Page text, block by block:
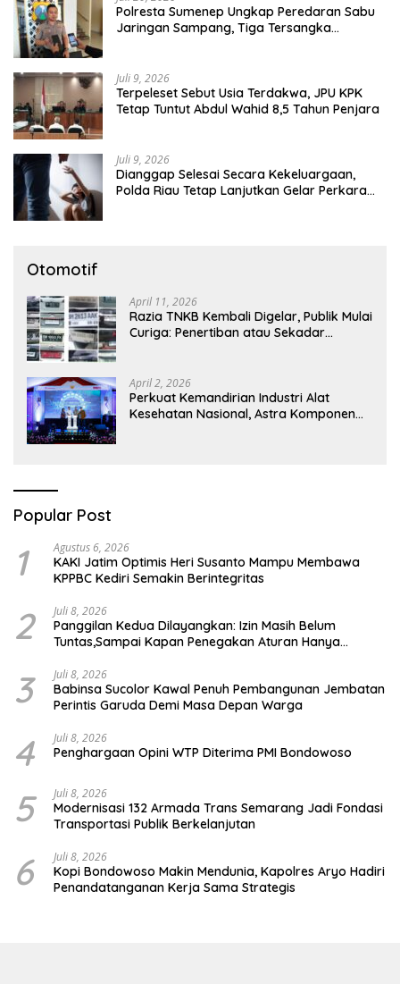
Polresta Sumenep Ungkap Peredaran Sabu
Jaringan Sampang, Tiga Tersangka
Juli 9, 2026
Terpeleset Sebut Usia Terdakwa, JPU KPK
Tetap Tuntut Abdul Wahid 8,5 Tahun Penjara
Juli 9, 2026
Dianggap Selesai Secara Kekeluargaan,
Polda Riau Tetap Lanjutkan Gelar Perkara
Otomotif
April 11, 2026
Razia TNKB Kembali Digelar, Publik Mulai
Curiga: Penertiban atau Sekadar
April 2, 2026
Perkuat Kemandirian Industri Alat
Kesehatan Nasional, Astra Komponen
Popular Post
1 Agustus 6, 2026
KAKI Jatim Optimis Heri Susanto Mampu Membawa
KPPBC Kediri Semakin Berintegritas
2 Juli 8, 2026
Panggilan Kedua Dilayangkan: Izin Masih Belum
Tuntas,Sampai Kapan Penegakan Aturan Hanya
3 Juli 8, 2026
Babinsa Sucolor Kawal Penuh Pembangunan Jembatan
Perintis Garuda Demi Masa Depan Warga
4 Juli 8, 2026
Penghargaan Opini WTP Diterima PMI Bondowoso
5 Juli 8, 2026
Modernisasi 132 Armada Trans Semarang Jadi Fondasi
Transportasi Publik Berkelanjutan
6 Juli 8, 2026
Kopi Bondowoso Makin Mendunia, Kapolres Aryo Hadiri
Penandatanganan Kerja Sama Strategis